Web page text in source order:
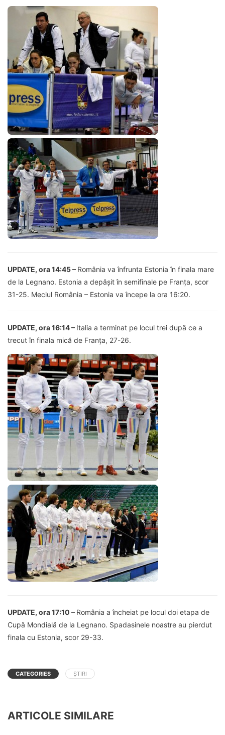
UPDATE, ora 14:45 – România va înfrunta Estonia în finala mare
de la Legnano. Estonia a depășit în semifinale pe Franța, scor
31-25. Meciul România – Estonia va începe la ora 16:20.
UPDATE, ora 16:14 – Italia a terminat pe locul trei după ce a
trecut în finala mică de Franța, 27-26.
UPDATE, ora 17:10 – România a încheiat pe locul doi etapa de
Cupă Mondială de la Legnano. Spadasinele noastre au pierdut
finala cu Estonia, scor 29-33.
CATEGORIES ȘTIRI
ARTICOLE SIMILARE